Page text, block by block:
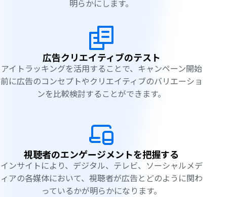
明らかにします。
広告クリエイティブのテスト
アイトラッキングを活用することで、キャンペーン開始
前に広告のコンセプトやクリエイティブのバリエーショ
ンを比較検討することができます。
視聴者のエンゲージメントを把握する
インサイトにより、デジタル、テレビ、ソーシャルメデ
ィアの各媒体において、視聴者が広告とどのように関わ
っているかが明らかになります。